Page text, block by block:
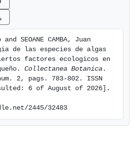
SEOANE CAMBA, Juan
de las especies de algas
factores ecologicos en
Collectanea Botanica .
2, pags. 783-802. ISSN
6 of August of 2026].
2445/32483